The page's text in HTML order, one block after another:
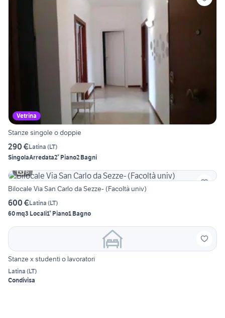
Vetrina
Stanze singole o doppie
290 €Latina (LT)
SingolaArredata2° Piano2 Bagni
6
Bilocale Via San Carlo da Sezze- (Facoltà univ)
600 €Latina (LT)
60 mq3 Locali1° Piano1 Bagno
Stanze x studenti o lavoratori
Latina (LT)
Condivisa